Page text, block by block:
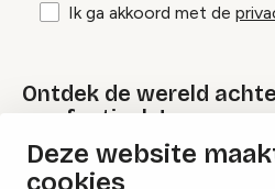
Deze website
cookies
Ik ga akkoord met de
Ontdek de wereld
van festivals!
Lees onze Festival